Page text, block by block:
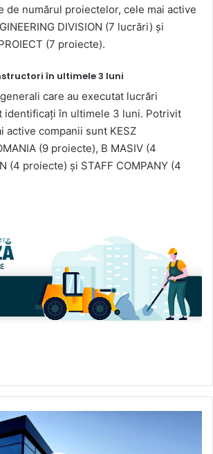
de numărul proiectelor, cele mai active
DIVISION (7 lucrări) și
(7 proiecte).
în ultimele 3 luni
care au executat lucrări
identificați în ultimele 3 luni. Potrivit
active companii sunt KESZ
(9 proiecte), B MASIV (4
(4 proiecte) și STAFF COMPANY (4